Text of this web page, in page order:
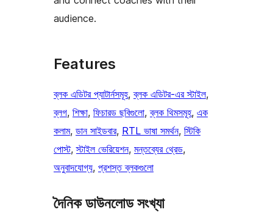
audience.
Features
ব্লক এডিটর প্যাটার্নসমূহ, ব্লক এডিটর-এর স্টাইল
ব্লগ, শিক্ষা, ফিচারড ছবিগুলো, ব্লক থিমসমূহ, এক
কলাম, ডান সাইডবার, RTL ভাষা সমর্থন, স্টিকি
পোস্ট, স্টাইল ভেরিয়েশন, মন্তব্যের থ্রেড
অনুবাদযোগ্য, প্রশস্ত ব্লকগুলো
দৈনিক ডাউনলোড সংখ্যা